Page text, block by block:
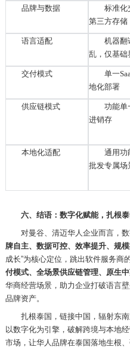
品牌与数据
标准化
第三方存储
语言适配
机器翻
乱，仅基础
交付模式 单一
地化部署
供应链模式
功能单
进销存
本地化适配
通用功
批发专属场
六、结语：数字化赋能，扎根
对曼谷、清迈华人企业而言，
牌自主、数据可控、效率提升、规
成长”为核心定位，跳出软件服务商
付模式、全场景供应链管理、原生
华商经营场景，助力企业打破语言
品牌资产。
扎根泰国，链接中国，辐射东
以数字化为引擎，破解跨境与本地
市场，让华人品牌在泰国落地生根、